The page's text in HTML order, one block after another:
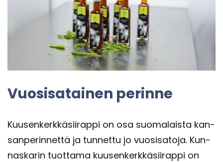
Vuo­si­sa­tai­nen pe­rin­ne
Kuusen­kerk­kä­sii­rap­pi on osa suo­ma­lais­ta kan­
san­pe­rin­net­tä ja tun­net­tu jo vuo­si­sa­to­ja. Kun­
nas­ka­rin tuot­ta­ma kuusen­kerk­kä­sii­rap­pi on